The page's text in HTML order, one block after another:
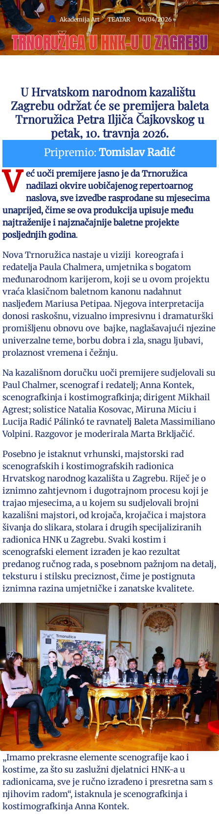
Akademija Art TEATAR 04/04/2026
TRNORUŽICA U HNK-U U ZAGREBU
U Hrvatskom narodnom kazalištu
Zagrebu održat će se premijera baleta
Trnoružica Petra Iljiča Čajkovskog u
petak, 10. travnja 2026.
Pripremio: Tomislav Radić
V eć uoči premijere jasno je da Trnoružica
nadilazi okvire uobičajenog repertoarnog
naslova, sve izvedbe rasprodane su mjesecima
unaprijed, čime se ova produkcija upisuje među
najtraženije i najznačajnije baletne projekte
posljednjih godina.
Nova Trnoružica nastaje u viziji koreografa i
redatelja Paula Chalmera, umjetnika s bogatom
međunarodnom karijerom, koji se u ovom projektu
vraća klasičnom baletnom kanonu nadahnut
nasljeđem Mariusa Petipaa. Njegova interpretacija
donosi raskošnu, vizualno impresivnu i dramaturški
promišljenu obnovu ove bajke, naglašavajući njezine
univerzalne teme, borbu dobra i zla, snagu ljubavi,
prolaznost vremena i čežnju.
Na kazališnom doručku uoči premijere sudjelovali su
Paul Chalmer, scenograf i redatelj; Anna Kontek,
scenografkinja i kostimografkinja; dirigent Mikhail
Agrest; solistice Natalia Kosovac, Miruna Miciu i
Lucija Radić Pálinkó te ravnatelj Baleta Massimiliano
Volpini. Razgovor je moderirala Marta Brkljačić.
Posebno je istaknut vrhunski, majstorski rad
scenografskih i kostimografskih radionica
Hrvatskog narodnog kazališta u Zagrebu. Riječ je o
iznimno zahtjevnom i dugotrajnom procesu koji je
trajao mjesecima, a u kojem su sudjelovali brojni
kazališni majstori, od krojača, krojačica i majstora
šivanja do slikara, stolara i drugih specijaliziranih
radionica HNK u Zagrebu. Svaki kostim i
scenografski element izrađen je kao rezultat
predanog ručnog rada, s posebnom pažnjom na detalj,
teksturu i stilsku preciznost, čime je postignuta
iznimna razina umjetničke i zanatske kvalitete.
„Imamo prekrasne elemente scenografije kao i
kostime, za što su zaslužni djelatnici HNK-a u
radionicama, sve je ručno izrađeno i presretna sam s
njihovim radom“, istaknula je scenografkinja i
kostimografkinja Anna Kontek.